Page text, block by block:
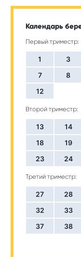
Календарь
Первый триместр:
1 3
7
8
12
Второй триместр:
13 14
18
19
23
24
Третий триместр:
27 28
32
33
37
38